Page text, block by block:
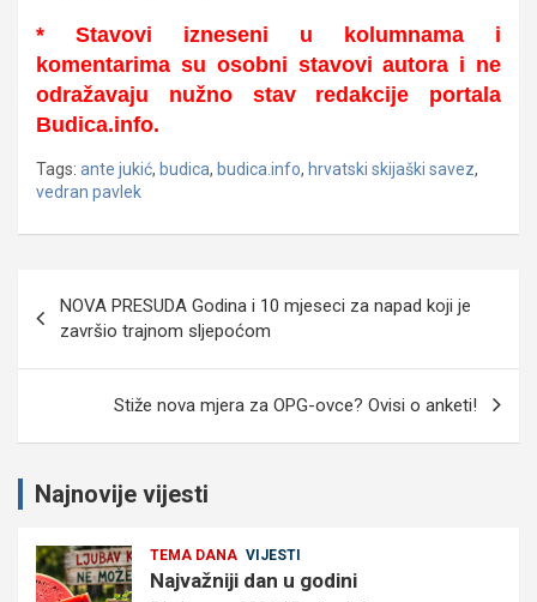
* Stavovi izneseni u kolumnama i
komentarima su osobni stavovi autora i ne
odražavaju nužno stav redakcije portala
Budica.info.
Tags: ante jukić, budica, budica.info, hrvatski skijaški savez,
vedran pavlek
objava
NOVA PRESUDA Godina i 10 mjeseci za napad koji je
završio trajnom sljepoćom
Stiže nova mjera za OPG-ovce? Ovisi o anketi!
Najnovije vijesti
TEMA DANA VIJESTI
Najvažniji dan u godini